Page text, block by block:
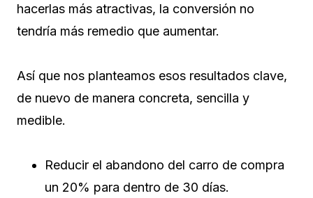
hacerlas más atractivas, la conversión no
tendría más remedio que aumentar.
Así que nos planteamos esos resultados clave,
de nuevo de manera concreta, sencilla y
medible.
Reducir el abandono del carro de compra
un 20% para dentro de 30 días.